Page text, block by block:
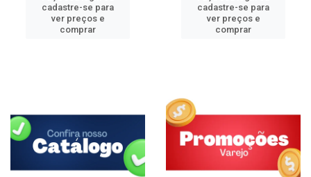
cadastre-se para
ver preços e
comprar
cadastre-se para
ver preços e
comprar